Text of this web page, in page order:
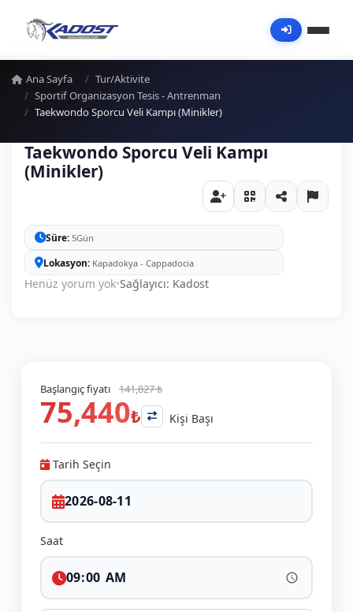
Ana Sayfa
Tur/Aktivite
Sportif Organizasyon Tesis - Antrenman
Taekwondo Sporcu Veli Kampı (Minikler)
Taekwondo Sporcu Veli Kampı
(Minikler)
Süre 5Gün
Lokasyon Kapadokya - Cappadocia
Henüz yorum yok•Sağlayıcı: Kadost
Başlangıç fiyatı 141,827 ₺
75,440₺ Kişi Başı
Tarih Seçin
Saat